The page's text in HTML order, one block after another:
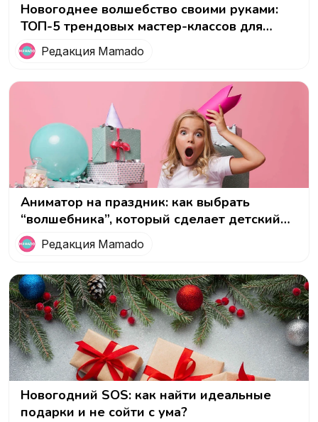
Новогоднее волшебство своими руками:
ТОП-5 трендовых мастер-классов для
женщин на Рождество
Редакция Mamado
Аниматор на праздник: как выбрать
“волшебника”, который сделает детский
день незабываемым!
Редакция Mamado
Новогодний SOS: как найти идеальные
подарки и не сойти с ума?